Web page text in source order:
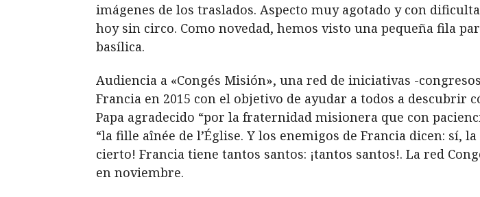
imágenes de los traslados. Aspecto muy agotado y con
hoy sin circo. Como novedad, hemos visto una pequeña fila
basílica.
Audiencia a «Congés Misión», una red de iniciativas -
Francia en 2015 con el objetivo de ayudar a todos a
Papa agradecido “por la fraternidad misionera que con
“la fille aînée de l’Église. Y los enemigos de Francia dicen: sí,
cierto! Francia tiene tantos santos: ¡tantos santos!. La red
en noviembre.